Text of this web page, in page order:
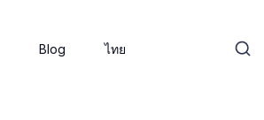
Blog ไทย